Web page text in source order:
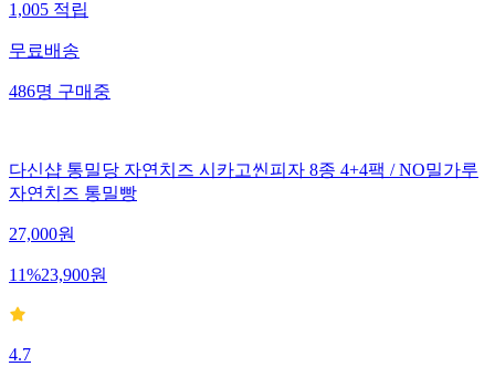
1,005적립
무료배송
486명구매중
다신샵 통밀당 자연치즈 시카고씬피자 8종 4+4팩 / NO밀가루
자연치즈 통밀빵
27,000원
11%23,900원
4.7